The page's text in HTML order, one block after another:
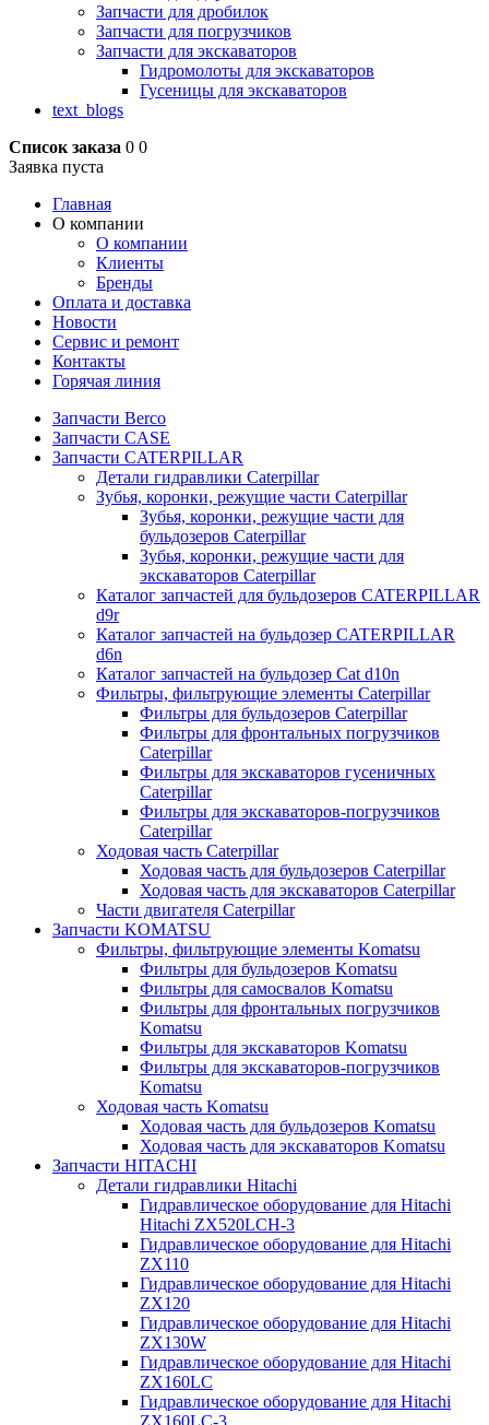
Запчасти для дробилок
Запчасти для погрузчиков
Запчасти для экскаваторов
Гидромолоты для экскаваторов
Гусеницы для экскаваторов
text_blogs
Список заказа 0 0
Заявка пуста
Главная
О компании
О компании
Клиенты
Бренды
Оплата и доставка
Новости
Сервис и ремонт
Контакты
Горячая линия
Запчасти Berco
Запчасти CASE
Запчасти CATERPILLAR
Детали гидравлики Caterpillar
Зубья, коронки, режущие части Caterpillar
Зубья, коронки, режущие части для
бульдозеров Caterpillar
Зубья, коронки, режущие части для
экскаваторов Caterpillar
Каталог запчастей для бульдозеров CATERPILLAR
d9r
Каталог запчастей на бульдозер CATERPILLAR
d6n
Каталог запчастей на бульдозер Сat d10n
Фильтры, фильтрующие элементы Caterpillar
Фильтры для бульдозеров Caterpillar
Фильтры для фронтальных погрузчиков
Caterpillar
Фильтры для экскаваторов гусеничных
Caterpillar
Фильтры для экскаваторов-погрузчиков
Caterpillar
Ходовая часть Caterpillar
Ходовая часть для бульдозеров Caterpillar
Ходовая часть для экскаваторов Caterpillar
Части двигателя Caterpillar
Запчасти KOMATSU
Фильтры, фильтрующие элементы Komatsu
Фильтры для бульдозеров Komatsu
Фильтры для самосвалов Komatsu
Фильтры для фронтальных погрузчиков
Komatsu
Фильтры для экскаваторов Komatsu
Фильтры для экскаваторов-погрузчиков
Komatsu
Ходовая часть Komatsu
Ходовая часть для бульдозеров Komatsu
Ходовая часть для экскаваторов Komatsu
Запчасти HITACHI
Детали гидравлики Hitachi
Гидравлическое оборудование для Hitachi
Hitachi ZX520LCH-3
Гидравлическое оборудование для Hitachi
ZX110
Гидравлическое оборудование для Hitachi
ZX120
Гидравлическое оборудование для Hitachi
ZX130W
Гидравлическое оборудование для Hitachi
ZX160LC
Гидравлическое оборудование для Hitachi
ZX160LC-3